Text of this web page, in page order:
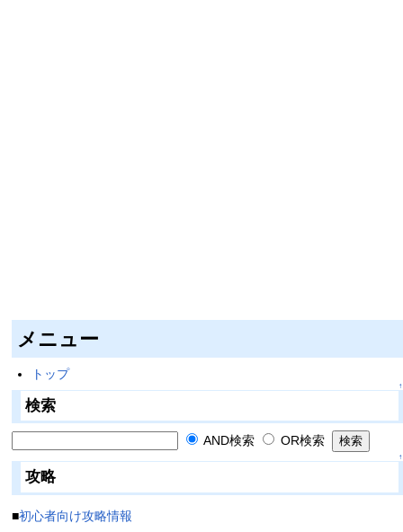
メニュー
トップ
↑
検索
AND検索 OR検索
↑
攻略
■初心者向け攻略情報